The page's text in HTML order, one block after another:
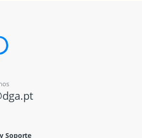
Soporte